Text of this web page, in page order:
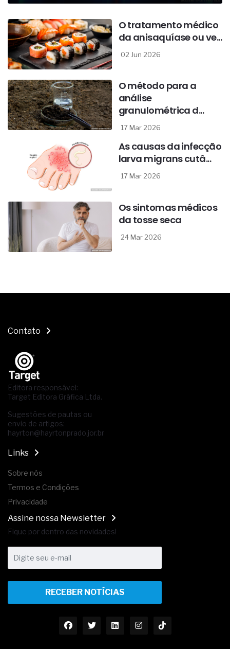
O tratamento médico
da anisaquíase ou ve...
02 Jun 2026
O método para a
análise
granulométrica d...
17 Mar 2026
As causas da infecção
larva migrans cutâ...
17 Mar 2026
Os sintomas médicos
da tosse seca
24 Mar 2026
Contato
Editora responsável:
Target Editora Gráfica Ltda.
Sugestões de pautas ou
envio de artigos:
hayrton@hayrtonprado.jor.br
Links
Sobre nós
Termos e Condições
Privacidade
Assine nossa Newsletter
Fique por dentro das novidades!
RECEBER NOTÍCIAS